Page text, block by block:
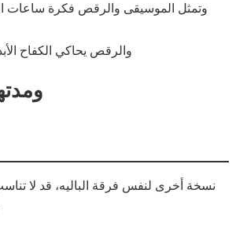
وتمثل الموسيقى والرقص فكرة ساعات
والرقص يحاكي الكفاح
نسخة أخرى لنفس فرقة الباليه، قد لا